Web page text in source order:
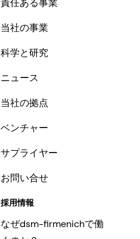
責任ある事業
当社の事業
科学と研究
ニュース
当社の拠点
ベンチャー
サプライヤー
お問い合せ
採用情報
なぜdsm-firmenichで働